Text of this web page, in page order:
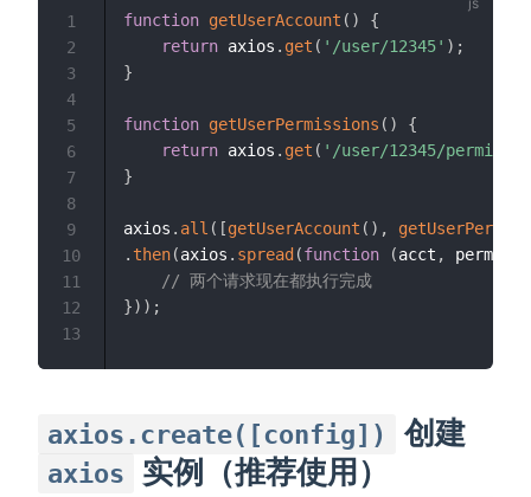
function getUserAccount ( )
{
return axios . get ( '/user/12345' ) ;
}
function getUserPermissions ( )
{
return axios . get ( '/user/12345/
}
axios . all ( [getUserAccount ( ) ,
. then(axios . spread(function (acct , perms
// 两个请求现在都执行完成
}) ) ;
1
2
3
4
5
6
7
8
9
10
11
12
13
axios.create([config]) 创建
axios 实例（推荐使用）